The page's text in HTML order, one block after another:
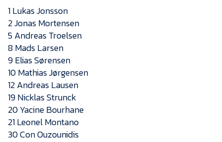
Aktionærinformation
Kontakt
Job i EfB
Presse
1 Lukas Jonsson
2 Jonas Mortensen
5 Andreas Troelsen
8 Mads Larsen
9 Elias Sørensen
10 Mathias Jørgensen
12 Andreas Lausen
19 Nicklas Strunck
20 Yacine Bourhane
21 Leonel Montano
30 Con Ouzounidis